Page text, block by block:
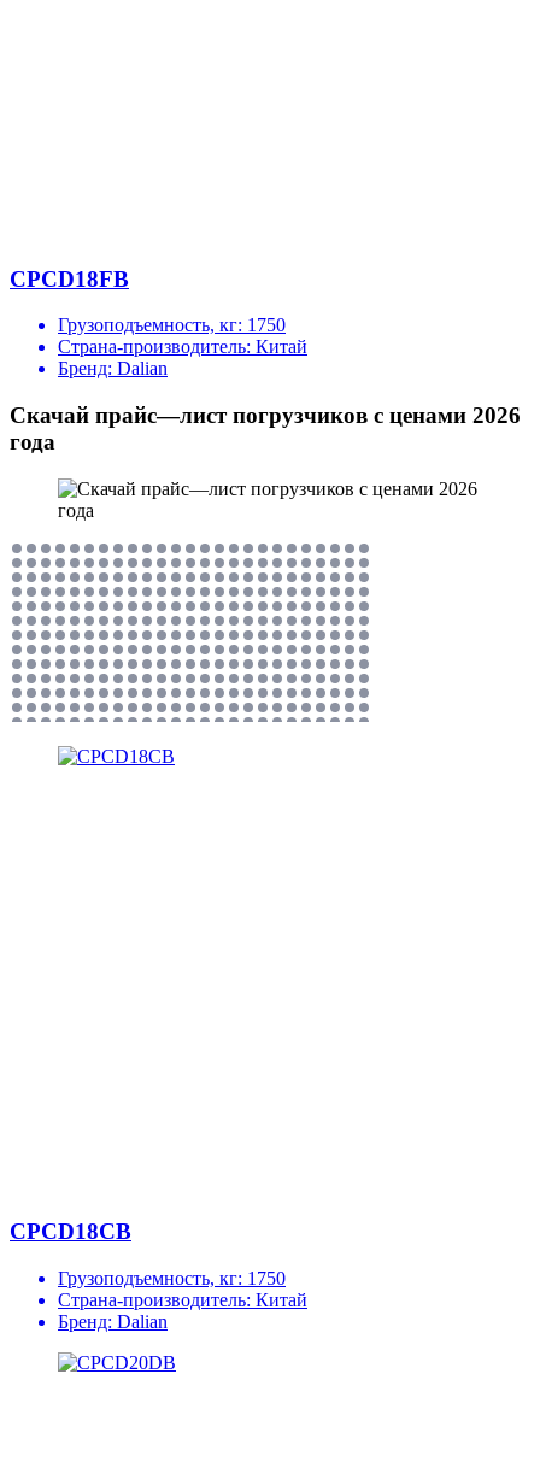
CPCD18FB
Грузоподъемность, кг: 1750
Страна-производитель: Китай
Бренд: Dalian
Скачай прайс—лист погрузчиков с ценами 2026
года
CPCD18CB
Грузоподъемность, кг: 1750
Страна-производитель: Китай
Бренд: Dalian